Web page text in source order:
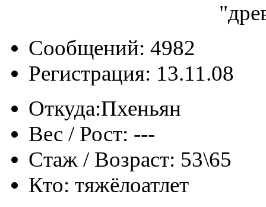
Сообщений: 4982
Регистрация: 13.11.08
Откуда:Пхеньян
Вес / Рост: ---
Стаж / Возраст: 53\65
Кто: тяжёлоатлет